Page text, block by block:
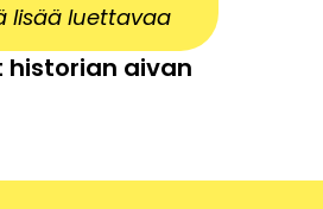
lisää luettavaa
historian aivan